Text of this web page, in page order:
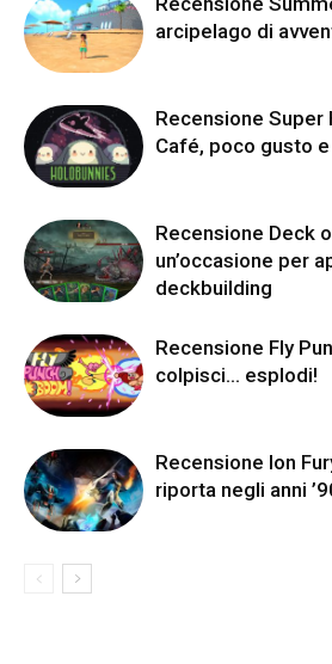
arcipelago di
Recensione Super
Café, poco gusto
Recensione Deck
un’occasione per
deckbuilding
Recensione Fly
colpisci… esplodi!
Recensione Ion
riporta negli anni